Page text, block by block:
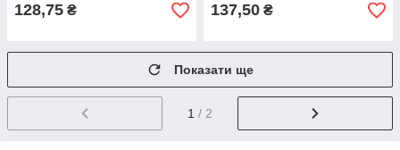
128,75 ₴ 137,50 ₴
Показати ще
1 / 2